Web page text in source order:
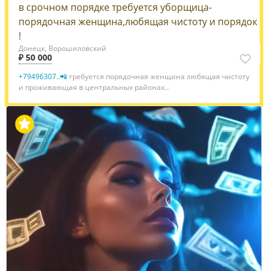
в срочном порядке требуется уборщица-
порядочная женщина,любящая чистоту и порядок
!
Донецк, Ворошиловский
₽ 50 000
+79496307..📲требуется порядочная женщина любящая чистоту
и проживающая в центральных районах...